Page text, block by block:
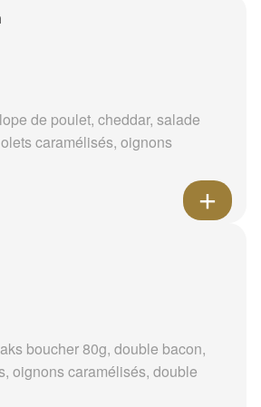
de poulet, cheddar, salade
caramélisés, oignons
boucher 80g, double bacon,
oignons caramélisés, double